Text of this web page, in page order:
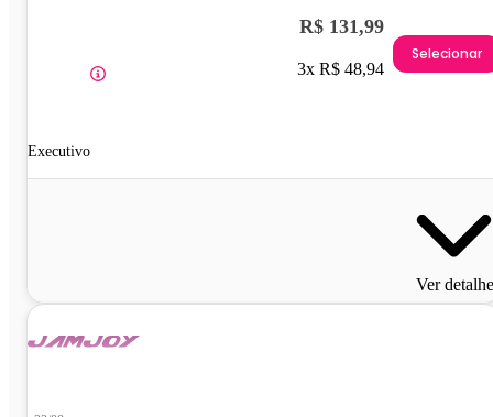
Executivo
R$ 131,99
3x R$ 48,94
Selecionar
Ver